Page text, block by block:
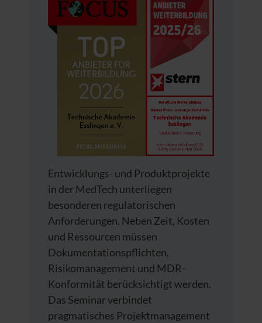
Entwicklungs- und Produktprojekte
in der MedTech unterliegen
besonderen regulatorischen
Anforderungen. Neben Zeit, Kosten
und Ressourcen müssen
Dokumentationspflichten,
Risikomanagement und MDR-
Konformität berücksichtigt werden.
Das Seminar verbindet
pragmatisches Projektmanagement